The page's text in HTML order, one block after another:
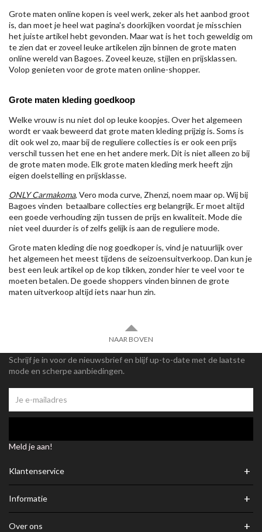
Grote maten online kopen is veel werk, zeker als het aanbod groot
is, dan moet je heel wat pagina's doorkijken voordat je misschien
het juiste artikel hebt gevonden. Maar wat is het toch geweldig om
te zien dat er zoveel leuke artikelen zijn binnen de grote maten
online wereld van Bagoes. Zoveel keuze, stijlen en prijsklassen.
Volop genieten voor de grote maten online-shopper.
Grote maten kleding goedkoop
Welke vrouw is nu niet dol op leuke koopjes. Over het algemeen
wordt er vaak beweerd dat grote maten kleding prijzig is. Soms is
dit ook wel zo, maar bij de reguliere collecties is er ook een prijs
verschil tussen het ene en het andere merk. Dit is niet alleen zo bij
de grote maten mode. Elk grote maten kleding merk heeft zijn
eigen doelstelling en prijsklasse.
ONLY Carmakoma, Vero moda curve, Zhenzi, noem maar op. Wij bij
Bagoes vinden betaalbare collecties erg belangrijk. Er moet altijd
een goede verhouding zijn tussen de prijs en kwaliteit. Mode die
niet veel duurder is of zelfs gelijk is aan de reguliere mode.
Grote maten kleding die nog goedkoper is, vind je natuurlijk over
het algemeen het meest tijdens de seizoensuitverkoop. Dan kun je
best een leuk artikel op de kop tikken, zonder hier te veel voor te
moeten betalen. De goede shoppers vinden binnen de grote
maten uitverkoop altijd iets naar hun zin.
NAAR BOVEN
Schrijf je in voor de nieuwsbrief en blijf up-to-date met de laatste
mode en scherpe aanbiedingen.
Meld je aan!
Klantenservice +
Informatie +
Over ons +